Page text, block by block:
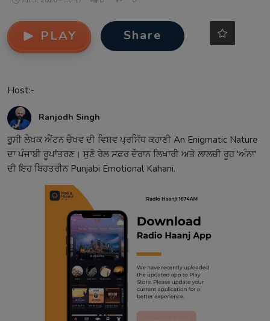
PLAY Share
Host:-
Ranjodh Singh
ਰੂਸੀ ਲੇਖਕ ਐਂਟਨ ਚੈਖਵ ਦੀ ਵਿਸ਼ਵ ਪ੍ਰਸਿੱਧ ਕਹਾਣੀ An Enigmatic Nature
ਦਾ ਪੰਜਾਬੀ ਰੂਪਾਂਤਰਣ। ਸੁਣੋ ਰੇਲ ਸਫ਼ਰ ਦੌਰਾਨ ਲਿਖਾਰੀ ਅਤੇ ਲਾਲਚੀ ਰੂਹ 'ਅੰਨਾ'
ਦੀ ਇਹ ਬਿਹਤਰੀਨ Punjabi Emotional Kahani.